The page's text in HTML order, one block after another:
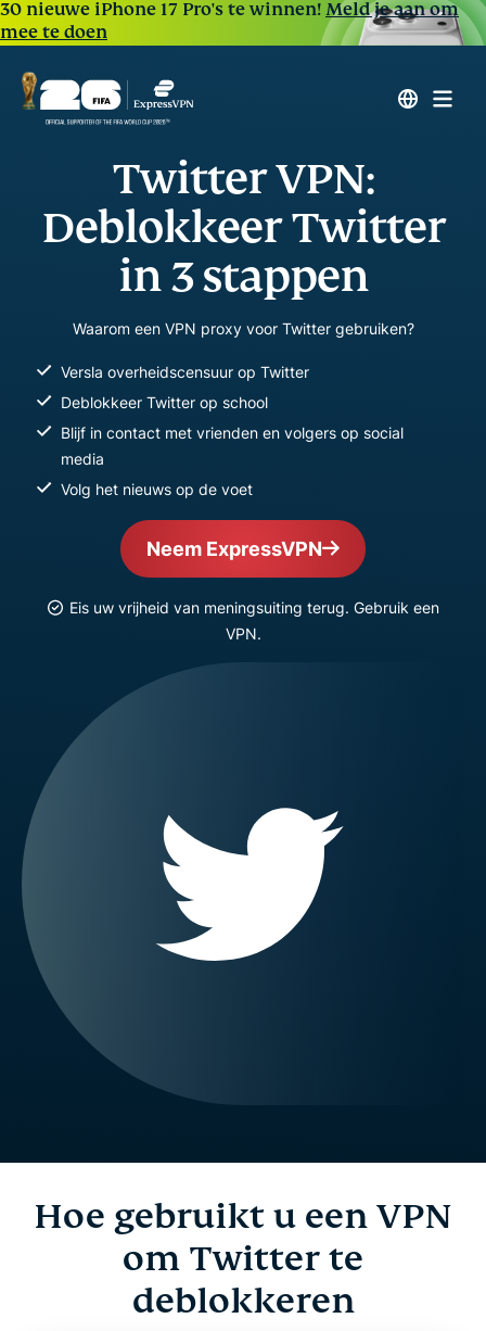
30 nieuwe iPhone 17 Pro's te winnen!Meld je aan om
mee te doen
Twitter VPN:
Deblokkeer Twitter
in 3 stappen
Waarom een VPN proxy voor Twitter gebruiken?
Versla overheidscensuur op Twitter
Deblokkeer Twitter op school
Blijf in contact met vrienden en volgers op social
media
Volg het nieuws op de voet
Neem ExpressVPN
Eis uw vrijheid van meningsuiting terug. Gebruik een
VPN.
Hoe gebruikt u een VPN
om Twitter te
deblokkeren